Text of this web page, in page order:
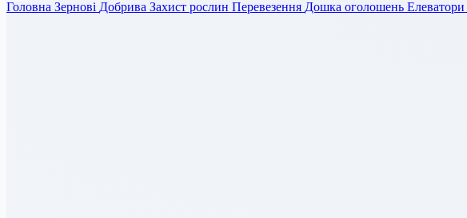
Головна Зернові Добрива Захист рослин Перевезення Дошка оголошень Елеватори